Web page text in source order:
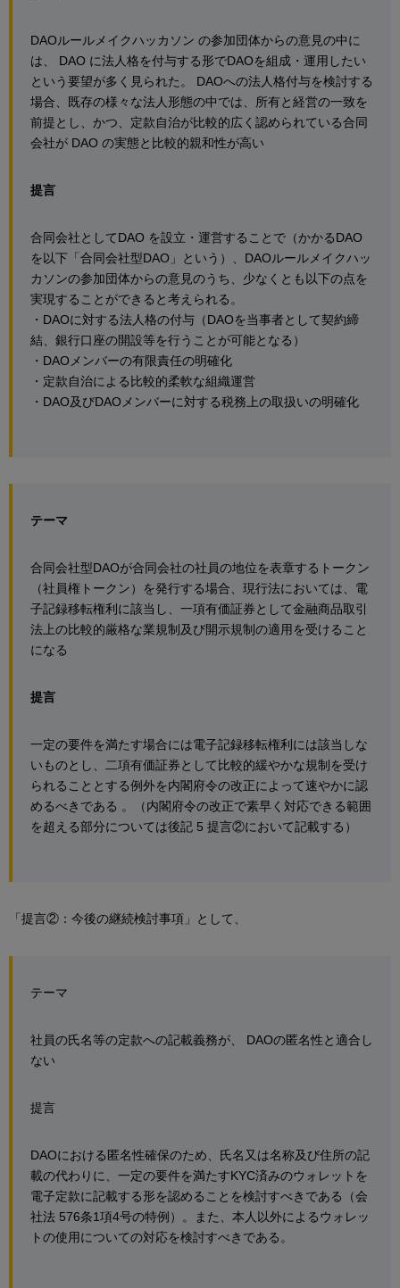
DAOルールメイクハッカソン の参加団体からの意見の中に
は、 DAO に法人格を付与する形でDAOを組成・運用したい
という要望が多く見られた。 DAOへの法人格付与を検討する
場合、既存の様々な法人形態の中では、所有と経営の一致を
前提とし、かつ、定款自治が比較的広く認められている合同
会社が DAO の実態と比較的親和性が高い
提言
合同会社としてDAO を設立・運営することで（かかるDAO
を以下「合同会社型DAO」という）、DAOルールメイクハッ
カソンの参加団体からの意見のうち、少なくとも以下の点を
実現することができると考えられる。
・DAOに対する法人格の付与（DAOを当事者として契約締
結、銀行口座の開設等を行うことが可能となる）
・DAOメンバーの有限責任の明確化
・定款自治による比較的柔軟な組織運営
・DAO及びDAOメンバーに対する税務上の取扱いの明確化
テーマ
合同会社型DAOが合同会社の社員の地位を表章するトークン
（社員権トークン）を発行する場合、現行法においては、電
子記録移転権利に該当し、一項有価証券として金融商品取引
法上の比較的厳格な業規制及び開示規制の適用を受けること
になる
提言
一定の要件を満たす場合には電子記録移転権利には該当しな
いものとし、二項有価証券として比較的緩やかな規制を受け
られることとする例外を内閣府令の改正によって速やかに認
めるべきである 。（内閣府令の改正で素早く対応できる範囲
を超える部分については後記 5 提言②において記載する）
「提言②：今後の継続検討事項」として、
テーマ
社員の氏名等の定款への記載義務が、 DAOの匿名性と適合し
ない
提言
DAOにおける匿名性確保のため、氏名又は名称及び住所の記
載の代わりに、一定の要件を満たすKYC済みのウォレットを
電子定款に記載する形を認めることを検討すべきである（会
社法 576条1項4号の特例）。また、本人以外によるウォレッ
トの使用についての対応を検討すべきである。